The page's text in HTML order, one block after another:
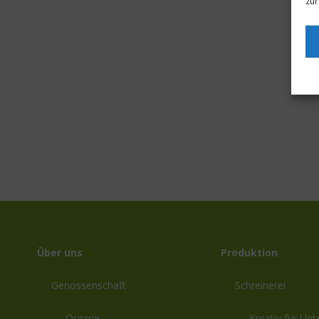
Über uns
Genossenschaft
Produktion
Schreinerei